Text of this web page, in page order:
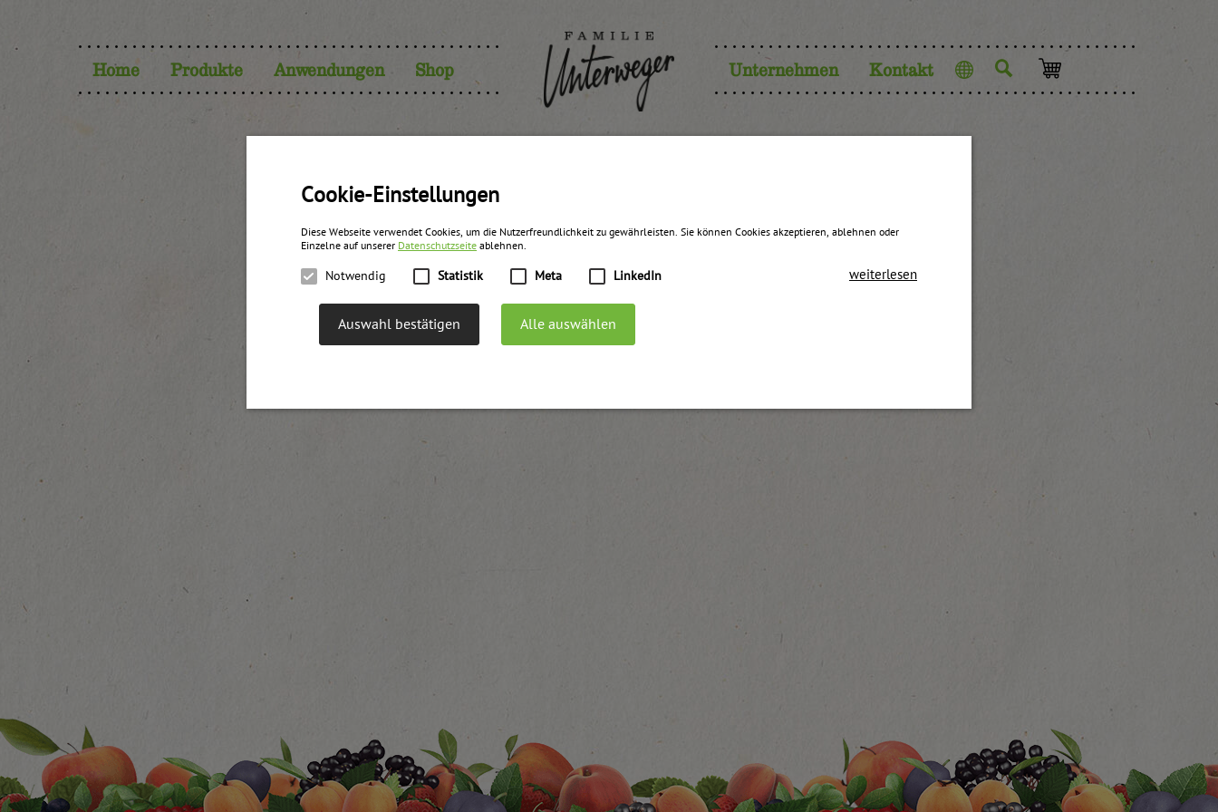
Cookie-Einstellungen
Diese Webseite verwendet Cookies, um die Nutzerfreundlichkeit zu gewährleisten. Sie können Cookies akzeptieren, ablehnen oder
Einzelne auf unserer Datenschutzseite ablehnen.
Notwendig Statistik Meta LinkedIn weiterlesen
Auswahl bestätigen Alle auswählen
Home Produkte Anwendungen Shop Unternehmen Kontakt Sprache